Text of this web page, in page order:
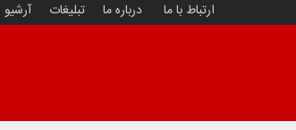
ارتباط با ما درباره ما تبلیغات آرشیو